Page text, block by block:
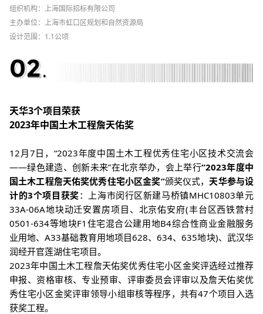
组织机构：上海国际招标有限公司
主办单位：上海市虹口区规划和自然资源局
设计范围：1.1公顷
天华3个项目荣获
2023年中国土木工程詹天佑奖
12月7日，“2023年度中国土木工程优秀住宅小区技术交流会
——绿色建造、创新未来”在北京举办，会上举行“2023年度中
国土木工程詹天佑奖优秀住宅小区金奖”颁奖仪式， 天华参与设
计的3个项目获奖：上海市闵行区新建马桥镇MHC10803单元
33A-06A地块动迁安置房项目、北京佑安府(丰台区西铁营村
0501-634等地块F1住宅混合公建用地B4综合性商业金融服务
业用地、A33基础教育用地项目628、634、635地块)、武汉华
润经开官莲湖住宅项目。
2023年中国土木工程詹天佑奖优秀住宅小区金奖评选经过推荐
申报、资格审核、专业预审、评审委员会评审以及詹天佑奖优
秀住宅小区金奖评审领导小组审核等程序，共有47个项目入选
获奖工程。